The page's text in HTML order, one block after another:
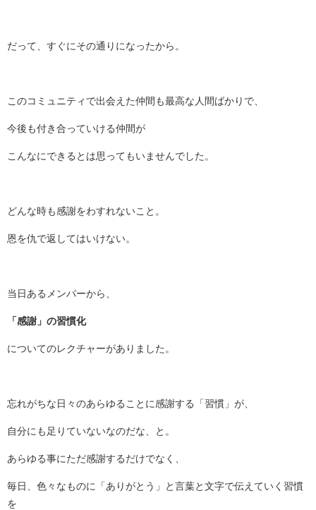
だって、すぐにその通りになったから。
このコミュニティで出会えた仲間も最高な人間ばかりで、
今後も付き合っていける仲間が
こんなにできるとは思ってもいませんでした。
どんな時も感謝をわすれないこと。
恩を仇で返してはいけない。
当日あるメンバーから、
「感謝」の習慣化
についてのレクチャーがありました。
忘れがちな日々のあらゆることに感謝する「習慣」が、
自分にも足りていないなのだな、と。
あらゆる事にただ感謝するだけでなく、
毎日、色々なものに「ありがとう」と言葉と文字で伝えていく習慣
を